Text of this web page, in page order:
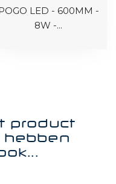
LED - 600MM -
8W -...
product
hebben